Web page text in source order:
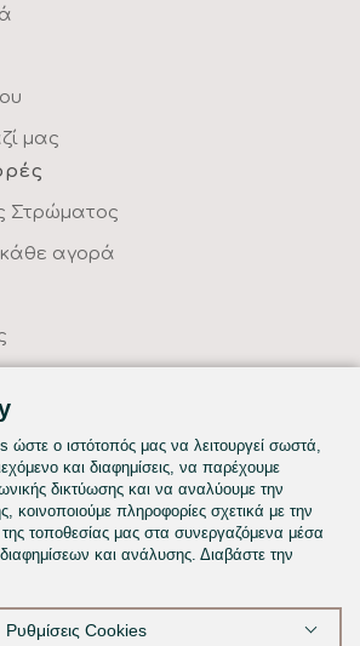
μας
Στρώματος
κάθε αγορά
ΣΑΣ
ΜΕΤΡΟ
ώστε ο ιστότοπός μας να λειτουργεί σωστά,
και διαφημίσεις, να παρέχουμε
δικτύωσης και να αναλύουμε την
κοινοποιούμε πληροφορίες σχετικά με την
τοποθεσίας μας στα συνεργαζόμενα μέσα
και ανάλυσης. Διαβάστε την
Ρυθμίσεις Cookies